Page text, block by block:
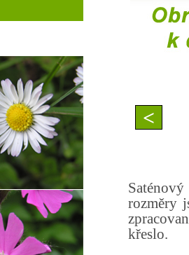
<
rozměry
křeslo.